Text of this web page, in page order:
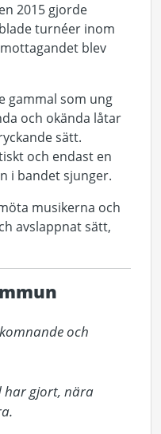
2015 gjorde
turnéer inom
blev
gammal som ung
och okända låtar
sätt.
och endast en
i bandet sjunger.
musikerna och
avslappnat sätt,
och
har gjort, nära